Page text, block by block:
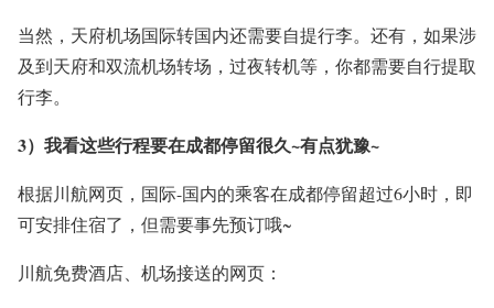
当然，天府机场国际转国内还需要自提行李。还有，如果涉
及到天府和双流机场转场，过夜转机等，你都需要自行提取
行李。
3）我看这些行程要在成都停留很久~有点犹豫~
根据川航网页，国际-国内的乘客在成都停留超过6小时，即
可安排住宿了，但需要事先预订哦~
川航免费酒店、机场接送的网页：